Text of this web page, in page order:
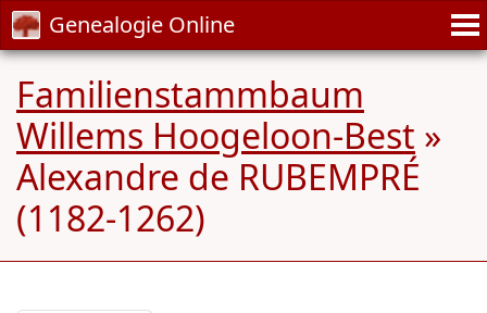
Genealogie Online
Familienstammbaum
Willems Hoogeloon-Best »
Alexandre de RUBEMPRÉ
(1182-1262)